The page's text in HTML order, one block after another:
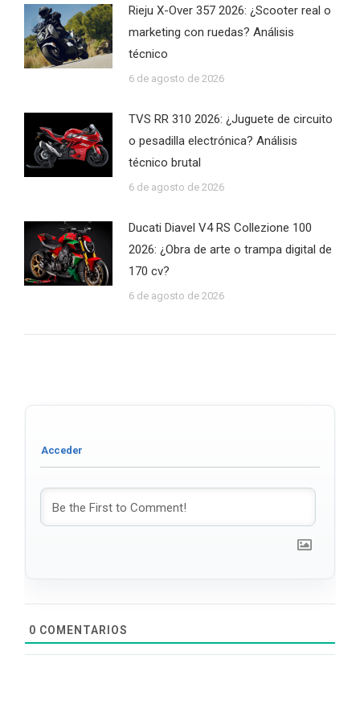
Rieju X-Over 357 2026: ¿Scooter real o
marketing con ruedas? Análisis
técnico
6 de agosto de 2026
TVS RR 310 2026: ¿Juguete de circuito
o pesadilla electrónica? Análisis
técnico brutal
6 de agosto de 2026
Ducati Diavel V4 RS Collezione 100
2026: ¿Obra de arte o trampa digital de
170 cv?
6 de agosto de 2026
0 COMENTARIOS